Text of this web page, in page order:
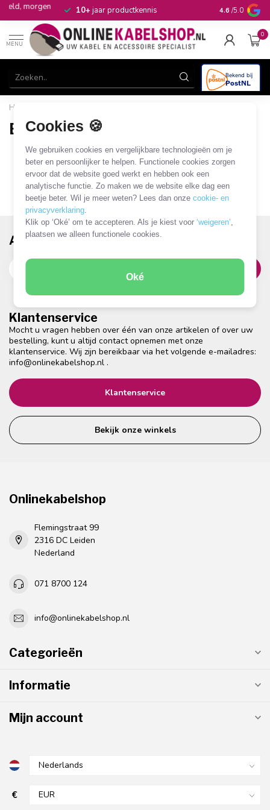
Cookies 🍪
We gebruiken cookies en vergelijkbare technologieën om je
beter en persoonlijker te helpen. Functionele cookies zorgen
ervoor dat de website goed werkt en hebben ook een
analytische functie. Zo maken we de website elke dag een
beetje beter. Wil je meer weten? Lees dan onzecookie- en
privacyverklaring.
Klik op ‘Oké’ om te accepteren. Als je kiest voor‘weigeren’,
plaatsen we alleen functionele cookies.
Oké
10+jaar productkennis 4.6 /5.0
MENU
0
Home
Eminent
0 PRODUCTEN
Klantenservice
Mocht u vragen hebben over één van onze artikelen of over uw
bestelling, kunt u altijd contact opnemen met onze
klantenservice. Wij zijn bereikbaar via het volgende e-mailadres:
info@onlinekabelshop.nl .
Klantenservice
Bekijk onze winkels
Abonneer je op onze nieuwsbrief!
Onlinekabelshop
Flemingstraat 99
2316 DC Leiden
Nederland
071 8700 124
info@onlinekabelshop.nl
Categorieën
Informatie
Mijn account
€